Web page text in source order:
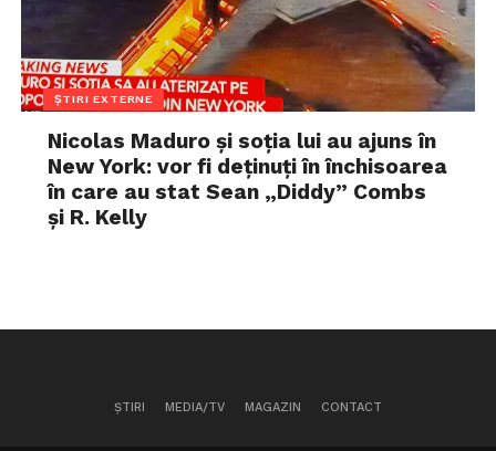
ȘTIRI EXTERNE
Nicolas Maduro și soția lui au ajuns în
New York: vor fi deținuți în închisoarea
în care au stat Sean „Diddy” Combs
și R. Kelly
ȘTIRI MEDIA/TV MAGAZIN CONTACT